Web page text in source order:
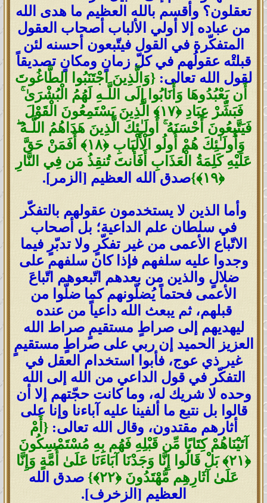
تعقلون؟ وأقسم بالله العظيم ما هدى الله
من عباده إلا أولي الألباب أصحاب العقول
المتفكّرة في القول فيتّبعون أحسنه لئن
قبلتْه عقولُهم في كلّ زمانٍ ومكانٍ تصديقاً
لقول الله تعالى: {وَالَّذِينَ اجْتَنَبُوا الطَّاغُوتَ
أَن يَعْبُدُوهَا وَأَنَابُوا إِلَى اللَّـهِ لَهُمُ الْبُشْرَىٰۚ
فَبَشِّرْ عِبَادِ﴿١٧﴾ الَّذِينَ يَسْتَمِعُونَ الْقَوْلَ
فَيَتَّبِعُونَ أَحْسَنَهُۚ أُولَـٰئِكَ الَّذِينَ هَدَاهُمُ اللَّـهُۖ
وَأُولَـٰئِكَ هُمْ أُولُو الْأَلْبَابِ﴿١٨﴾ أَفَمَنْ حَقَّ
عَلَيْهِ كَلِمَةُ الْعَذَابِ أَفَأَنتَ تُنقِذُ مَن فِي النَّارِ
﴿١٩﴾}صدق الله العظيم [الزمر].
وأما الذين لا يستخدمون عقولهم بالتفكّر
في سلطان علم الداعية؛ بل أصحاب
الاتّباع الأعمى من غير تفكّرٍ ولا تدبّرٍ فيما
وجدوا عليه سلفهم فإذا كان سلفهم على
ضلالٍ والذين من بعدهم اتّبعوهم اتّباعَ
الأعمى فحتماً يُضلّونهم كما ضلّوا من
قبلهم، ثم يبعث الله داعياً من عنده
ليهديهم إلى صراطٍ مستقيمٍ صراط الله
العزيز الحميد إن ربي على صراطٍ مستقيمٍ
غير ذي عوج، فأبوا استخدام العقل في
التفكّر في قول الداعي من الله إلى الله
وحده لا شريك له، وما كانت حجّتهم إلا أن
قالوا بل نتبع ما ألفينا عليه آباءنا وإنا على
أثارهم مقتدون، وقال الله تعالى:{ أَمْ
آتَيْنَاهُمْ كِتَابًا مِّن قَبْلِهِ فَهُم بِهِ مُسْتَمْسِكُونَ
﴿٢١﴾بَلْ قَالُوا إِنَّا وَجَدْنَا آبَاءَنَا عَلَىٰ أُمَّةٍ وَإِنَّا
عَلَىٰ آثَارِهِم مُّهْتَدُونَ ﴿٢٢﴾} صدق الله
العظيم [الزخرف].